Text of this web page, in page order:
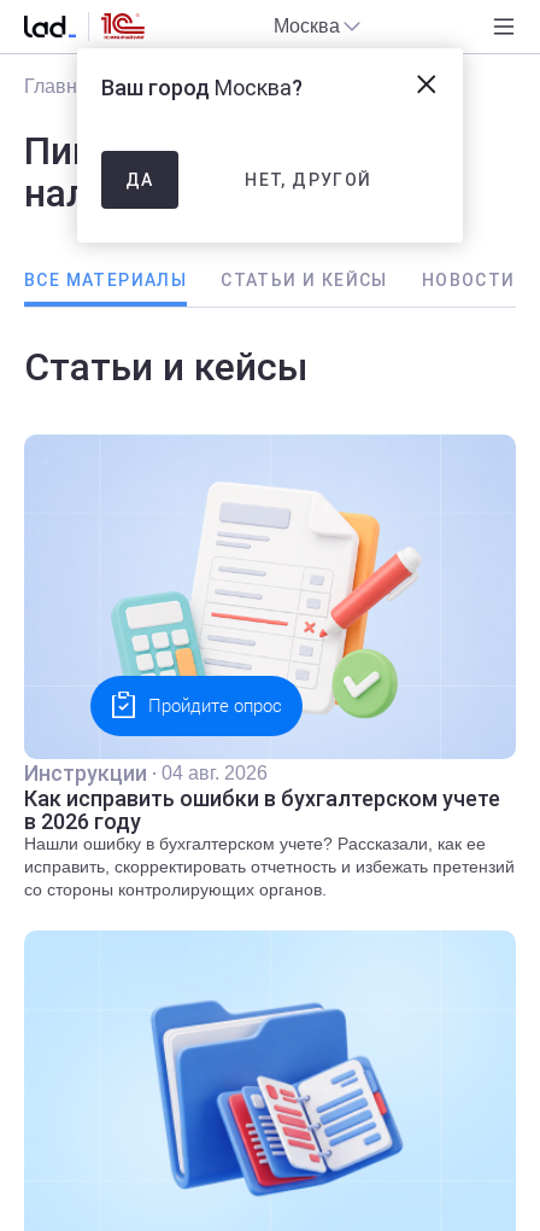
Москва
Главная Блог Статьи и кейсы
Пишем о бухгалтерии,
налогах и 1С
ВСЕ МАТЕРИАЛЫ CТАТЬИ И КЕЙСЫ НОВОСТИ
Статьи и кейсы
Инструкции · 04 авг. 2026
Как исправить ошибки в бухгалтерском учете
в 2026 году
Нашли ошибку в бухгалтерском учете? Рассказали, как ее
исправить, скорректировать отчетность и избежать претензий
со стороны контролирующих органов.
Ваш город Москва?
ДА НЕТ, ДРУГОЙ
Пройдите опрос